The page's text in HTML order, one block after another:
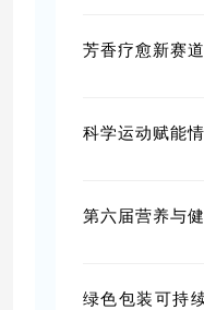
芳香疗愈新赛
科学运动赋能
第六届营养与
绿色包装可持